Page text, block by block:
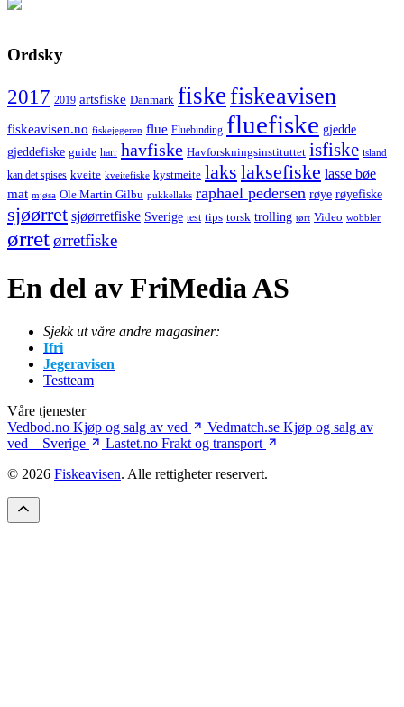
Ordsky
2017 2019 artsfiske Danmark fiskefiskeavisen
fiskeavisen.no fiskejegeren flue Fluebinding fluefiske gjedde
gjeddefiske guide harr havfiske Havforskningsinstituttet isfiske island
kan det spises kveite kveitefiske kystmeite laks laksefiske lasse bøe
mat mjøsa Ole Martin Gilbu pukkellaks raphael pedersen røye røyefiske
sjøørret sjøørretfiske Sverige test tips torsk trolling tørt Video wobbler
ørretørretfiske
En del av FriMedia AS
Sjekk ut våre andre magasiner:
Ifri
Jegeravisen
Testteam
Våre tjenester
Vedbod.no Kjøp og salg av ved Vedmatch.se Kjøp og salg av
ved – Sverige
Lastet.no Frakt og transport
© 2026 Fiskeavisen. Alle rettigheter reservert.